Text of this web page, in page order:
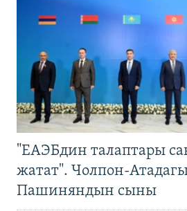
"ЕАЭБдин талаптары
жатат". Чолпон-
Пашиняндын сыны